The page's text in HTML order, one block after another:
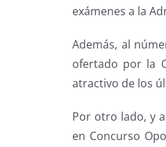
exámenes a la
Además, al
ofertado por la
atractivo de los
Por otro lado, y
en Concurso